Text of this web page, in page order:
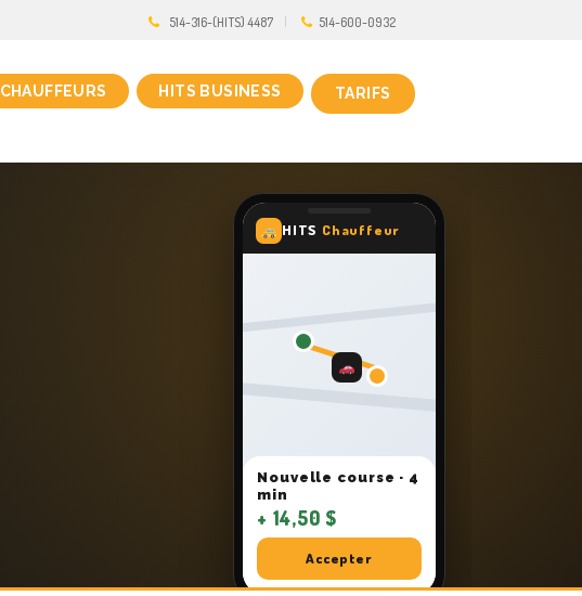
514-316-(HITS) 4487 514-600-0932
CHAUFFEURS HITS BUSINESS TARIFS
HITS Chauffeur
Nouvelle course · 4
min
+ 14,50 $
Accepter